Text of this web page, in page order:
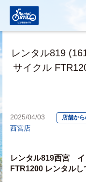
レンタル819
サイクル
2025/04/03 店舗か
西宮店
レンタル819西宮　
FTR1200 レンタル